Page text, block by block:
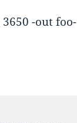
-out foo-